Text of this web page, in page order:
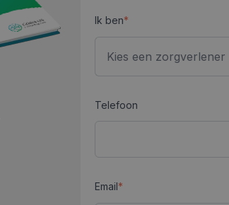
Ik ben*
Telefoon
Email*